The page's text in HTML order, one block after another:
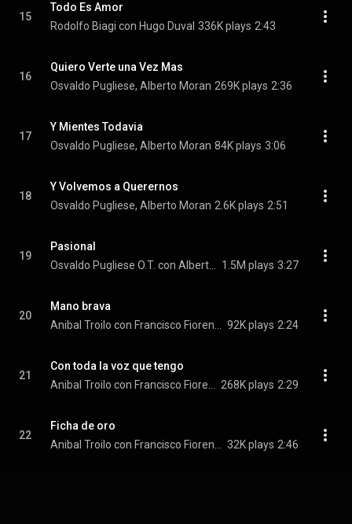
15
Todo Es Amor
Rodolfo Biagi con Hugo Duval 336K plays 2:43
16
Quiero Verte una Vez Mas
Osvaldo Pugliese, Alberto Moran 269K plays 2:36
17
Y Mientes Todavia
Osvaldo Pugliese, Alberto Moran 84K plays 3:06
18
Y Volvemos a Querernos
Osvaldo Pugliese, Alberto Moran 2.6K plays 2:51
19
Pasional
1.5M plays 3:27
20
Mano brava
92K plays 2:24
21
Con toda la voz que tengo
268K plays 2:29
22
Ficha de oro
32K plays 2:46